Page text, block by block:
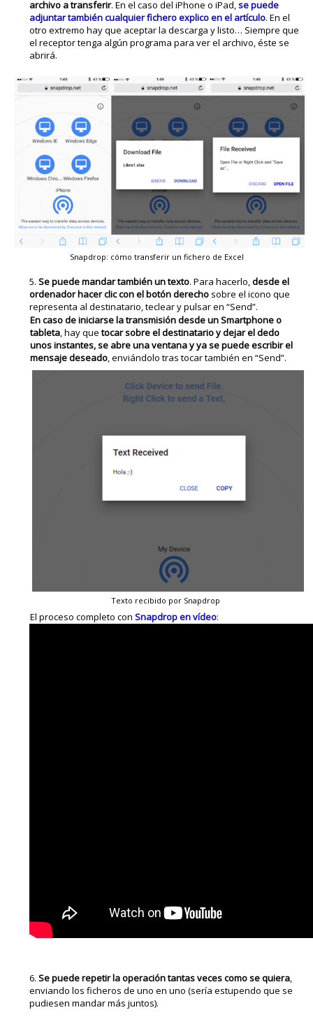
archivo a transferir. En el caso del iPhone o iPad,se puede
adjuntar también cualquier fichero explico en el artículo. En el
otro extremo hay que aceptar la descarga y listo… Siempre que
el receptor tenga algún programa para ver el archivo, éste se
abrirá.
Snapdrop: cómo transferir un fichero de Excel
Se puede mandar también un texto. Para hacerlo,desde el
ordenador hacer clic con el botón derecho sobre el icono que
representa al destinatario, teclear y pulsar en “Send”.
En caso de iniciarse la transmisión desde un Smartphone o
tableta, hay quetocar sobre el destinatario y dejar el dedo
unos instantes, se abre una ventana y ya se puede escribir el
mensaje deseado, enviándolo tras tocar también en “Send”.
Texto recibido por Snapdrop
El proceso completo conSnapdrop en vídeo:
Se puede repetir la operación tantas veces como se quiera
enviando los ficheros de uno en uno (sería estupendo que se
pudiesen mandar más juntos).